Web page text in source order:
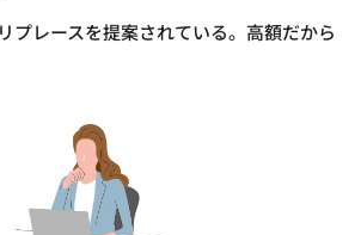
プレースを提案されている。高額だから